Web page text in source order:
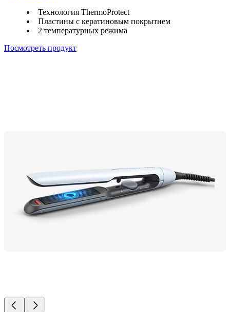
Технология ThermoProtect
Пластины с кератиновым покрытием
2 температурных режима
Посмотреть продукт